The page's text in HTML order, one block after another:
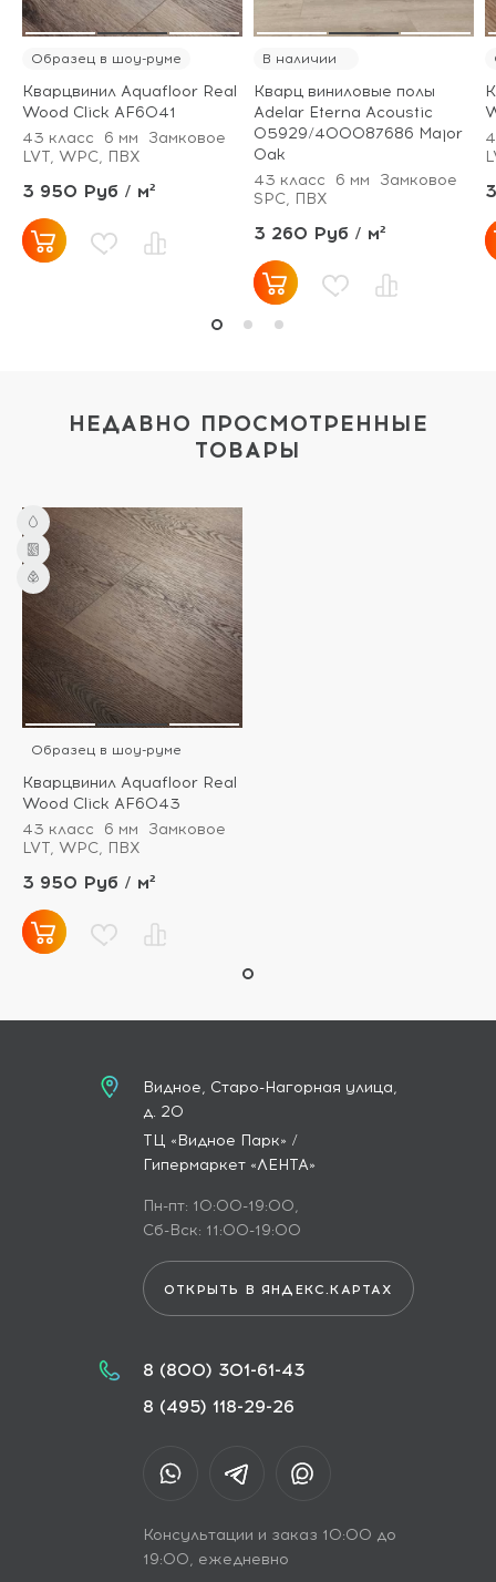
Образец в шоу-руме
Кварцвинил Aquafloor Real
Wood Click AF6041
43 класс
6 мм
Замковое
LVT, WPC, ПВХ
3 950 Руб / м²
В наличии
Кварц виниловые полы
Adelar Eterna Acoustic
05929/400087686 Major
Oak
43 класс
6 мм
Замковое
SPC, ПВХ
3 260 Руб / м²
НЕДАВНО ПРОСМОТРЕННЫЕ
ТОВАРЫ
Образец в шоу-руме
Кварцвинил Aquafloor Real
Wood Click AF6043
43 класс
6 мм
Замковое
LVT, WPC, ПВХ
3 950 Руб / м²
Видное, Старо-Нагорная улица,
д. 20
ТЦ «Видное Парк» /
Гипермаркет «ЛЕНТА»
Пн-пт: 10:00-19:00,
Сб-Вск: 11:00-19:00
ОТКРЫТЬ В ЯНДЕКС.КАРТАХ
8 (800) 301-61-43
8 (495) 118-29-26
Консультации и заказ 10:00 до
19:00, ежедневно